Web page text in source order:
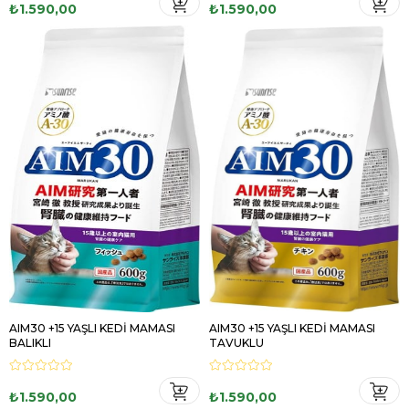
₺1.590,00 ₺1.590,00
AIM30 +15 YAŞLI KEDİ MAMASI
BALIKLI
₺1.590,00
AIM30 +15 YAŞLI KEDİ MAMASI
TAVUKLU
₺1.590,00